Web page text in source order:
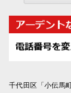
千代田区「小伝馬